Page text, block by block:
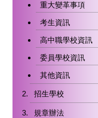
重大變革事項
考生資訊
高中職學校資訊
委員學校資訊
其他資訊
招生學校
規章辦法